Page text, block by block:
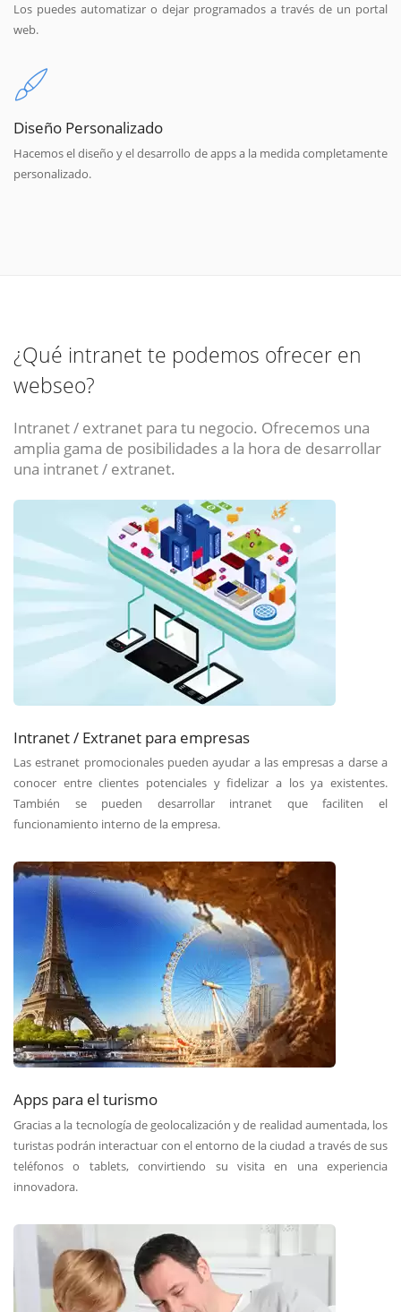
Los puedes automatizar o dejar programados a través de un portal
web.
Diseño Personalizado
Hacemos el diseño y el desarrollo de apps a la medida completamente
personalizado.
¿Qué intranet te podemos ofrecer en
webseo?
Intranet / extranet para tu negocio. Ofrecemos una
amplia gama de posibilidades a la hora de desarrollar
una intranet / extranet.
Intranet / Extranet para empresas
Las estranet promocionales pueden ayudar a las empresas a darse a
conocer entre clientes potenciales y fidelizar a los ya existentes.
También se pueden desarrollar intranet que faciliten el
funcionamiento interno de la empresa.
Apps para el turismo
Gracias a la tecnología de geolocalización y de realidad aumentada, los
turistas podrán interactuar con el entorno de la ciudad a través de sus
teléfonos o tablets, convirtiendo su visita en una experiencia
innovadora.